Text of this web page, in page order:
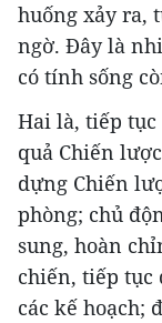
huống xảy ra,
ngờ. Đây là
có tính sống
Hai là, tiếp
quả Chiến
dựng Chiến
phòng; chủ
sung, hoàn
chiến, tiếp tục
các kế hoạch;